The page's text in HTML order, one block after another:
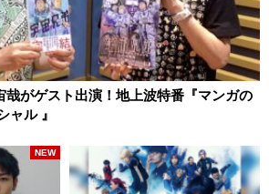
哉がゲスト出演！地上波特番『マンガの
ャル 』
NEW